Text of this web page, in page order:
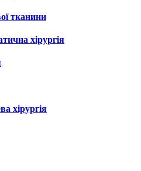
тканини
хірургія
хірургія